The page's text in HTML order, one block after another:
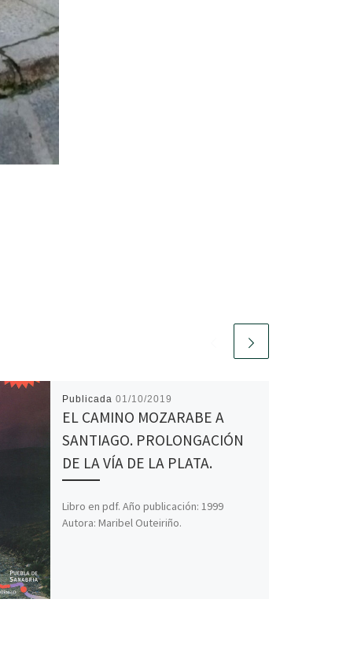
Publicada 01/10/2019
EL CAMINO MOZARABE A
SANTIAGO. PROLONGACIÓN
DE LA VÍA DE LA PLATA.
Libro en pdf. Año publicación: 1999
Autora: Maribel Outeiriño.